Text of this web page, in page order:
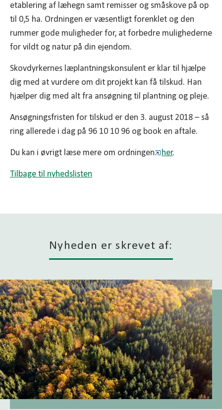
etablering af læhegn samt remisser og småskove på op
til 0,5 ha. Ordningen er væsentligt forenklet og den
rummer gode muligheder for, at forbedre mulighederne
for vildt og natur på din ejendom.
Skovdyrkernes læplantningskonsulent er klar til hjælpe
dig med at vurdere om dit projekt kan få tilskud. Han
hjælper dig med alt fra ansøgning til plantning og pleje.
Ansøgningsfristen for tilskud er den 3. august 2018 – så
ring allerede i dag på 96 10 10 96 og book en aftale.
Du kan i øvrigt læse mere om ordningen her.
Tilbage til nyhedslisten
Nyheden er skrevet af: